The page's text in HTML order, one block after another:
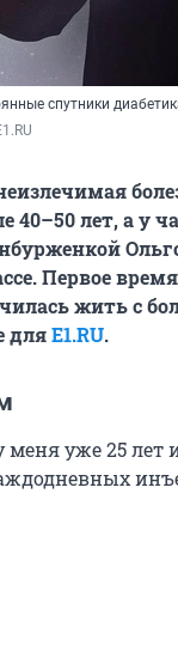
спутники
40–50 лет, а у
Первое
жить с
дляE1.RU.
меня уже 25